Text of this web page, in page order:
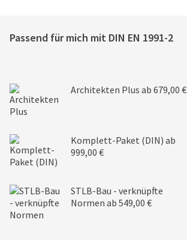
Passend für mich mit DIN EN 1991-2
Architekten Plus ab 679,00 €
Komplett-Paket (DIN) ab
999,00 €
STLB-Bau - verknüpfte
Normen ab 549,00 €